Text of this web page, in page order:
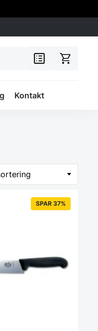
Kontakt
SPAR 37%